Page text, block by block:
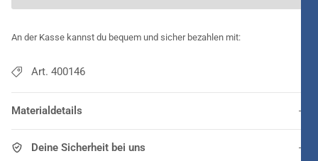
An der Kasse kannst du bequem und sicher bezahlen mit:
Art. 400146
Materialdetails
Deine Sicherheit bei uns